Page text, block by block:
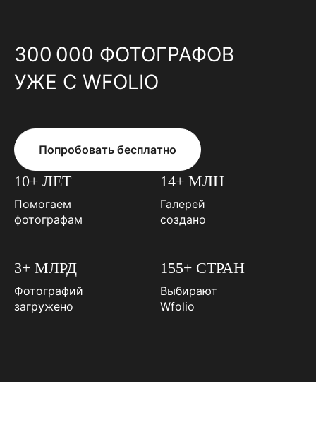
300 000 ФОТОГРАФОВ
УЖЕ С WFOLIO
Попробовать бесплатно
10+ ЛЕТ
Помогаем
фотографам
14+ МЛН
Галерей
создано
3+ МЛРД
Фотографий
загружено
155+ СТРАН
Выбирают
Wfolio